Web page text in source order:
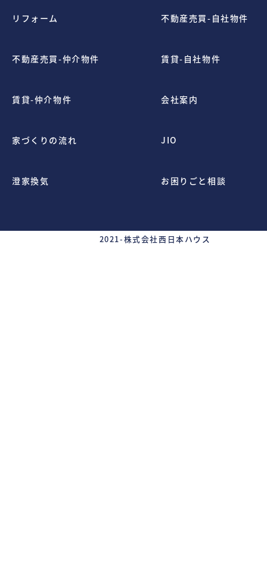
リフォーム 不動産売買-自社物件
不動産売買-仲介物件 賃貸-自社物件
賃貸-仲介物件 会社案内
家づくりの流れ JIO
澄家換気 お困りごと相談
2021-株式会社西日本ハウス